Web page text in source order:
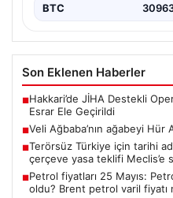
BTC
Son Eklenen Haberler
■Hakkari’de JİHA Destekli
Esrar Ele Geçirildi
■Veli Ağbaba’nın ağabeyi Hür
■Terörsüz Türkiye için tarihi
çerçeve yasa teklifi Meclis’e
■Petrol fiyatları 25 Mayıs:
oldu? Brent petrol varil fiyatı